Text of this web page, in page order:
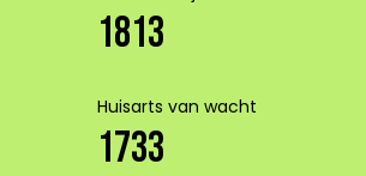
1813
Huisarts van wacht
1733